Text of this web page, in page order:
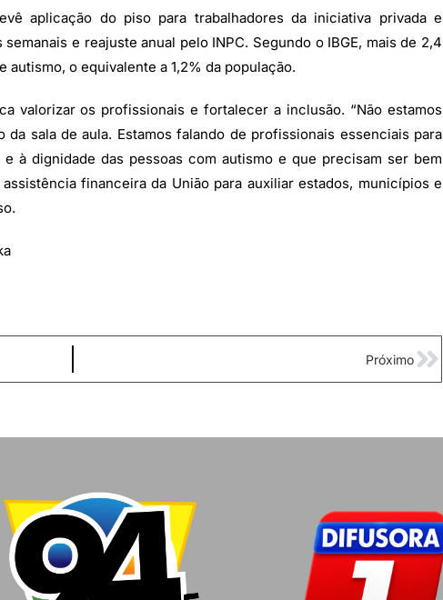
aplicação do piso para trabalhadores da iniciativa privada e
e reajuste anual pelo INPC. Segundo o IBGE, mais de 2,4
o equivalente a 1,2% da população.
valorizar os profissionais e fortalecer a inclusão. “Não estamos
sala de aula. Estamos falando de profissionais essenciais para
à dignidade das pessoas com autismo e que precisam ser bem
financeira da União para auxiliar estados, municípios e
Próximo